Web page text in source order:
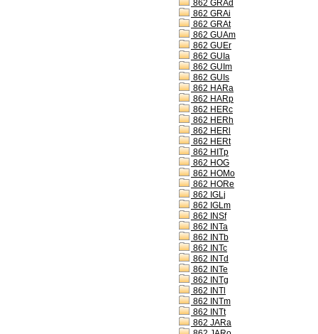
862 GRAd
862 GRAi
862 GRAt
862 GUAm
862 GUEr
862 GUIa
862 GUIm
862 GUIs
862 HARa
862 HARp
862 HERc
862 HERh
862 HERl
862 HERt
862 HITp
862 HOG
862 HOMo
862 HORe
862 IGLj
862 IGLm
862 INSf
862 INTa
862 INTb
862 INTc
862 INTd
862 INTe
862 INTg
862 INTl
862 INTm
862 INTt
862 JARa